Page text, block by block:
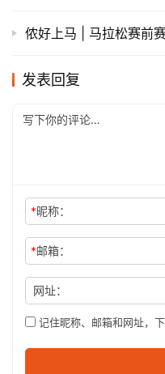
侬好上马 | 马拉松赛前
发表回复
*昵称：
*邮箱：
网址：
记住昵称、邮箱和网址，